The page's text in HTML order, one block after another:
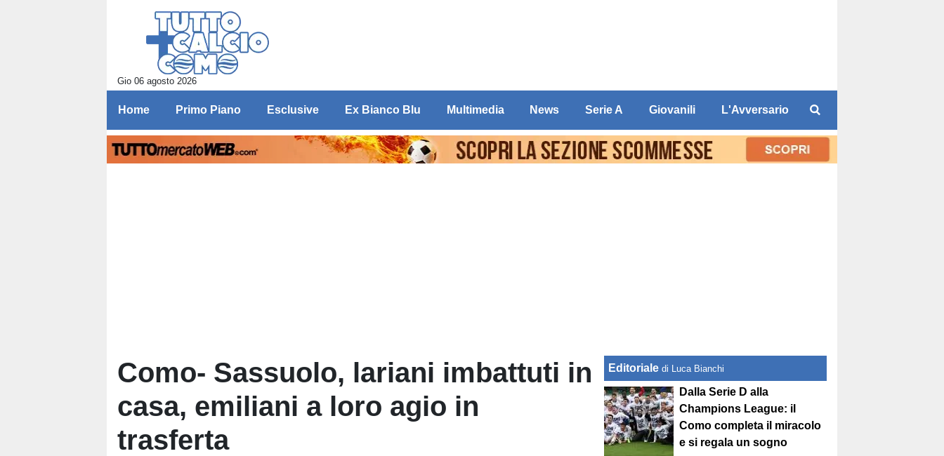
Gio 06 agosto 2026
Home Primo Piano Esclusive Ex Bianco Blu Multimedia News Serie A Giovanili L'Avversario
Como- Sassuolo, lariani imbattuti in
casa, emiliani a loro agio in
trasferta
Editoriale di Luca Bianchi
Dalla Serie D alla
Champions League: il
Como completa il miracolo
e si regala un sogno